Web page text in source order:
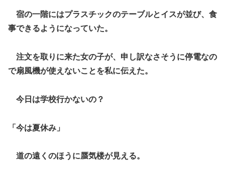
宿の一階にはプラスチックのテーブルとイスが並び、食
事できるようになっていた。
注文を取りに来た女の子が、申し訳なさそうに停電なの
で扇風機が使えないことを私に伝えた。
今日は学校行かないの？
「今は夏休み」
道の遠くのほうに蜃気楼が見える。